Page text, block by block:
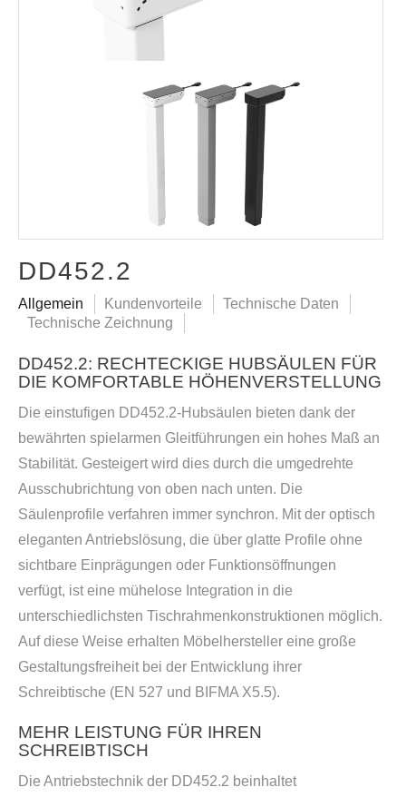
DD452.2
Allgemein Kundenvorteile
Technische Daten
Technische Zeichnung
DD452.2: RECHTECKIGE HUBSÄULEN FÜR
DIE KOMFORTABLE HÖHENVERSTELLUNG
Die einstufigen DD452.2-Hubsäulen bieten dank der
bewährten spielarmen Gleitführungen ein hohes Maß an
Stabilität. Gesteigert wird dies durch die umgedrehte
Ausschubrichtung von oben nach unten. Die
Säulenprofile verfahren immer synchron. Mit der optisch
eleganten Antriebslösung, die über glatte Profile ohne
sichtbare Einprägungen oder Funktionsöffnungen
verfügt, ist eine mühelose Integration in die
unterschiedlichsten Tischrahmenkonstruktionen möglich.
Auf diese Weise erhalten Möbelhersteller eine große
Gestaltungsfreiheit bei der Entwicklung ihrer
Schreibtische (EN 527 und BIFMA X5.5).
MEHR LEISTUNG FÜR IHREN
SCHREIBTISCH
Die Antriebstechnik der DD452.2 beinhaltet